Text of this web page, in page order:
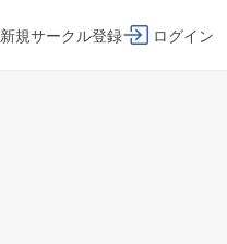
新規サークル登録 ログイン